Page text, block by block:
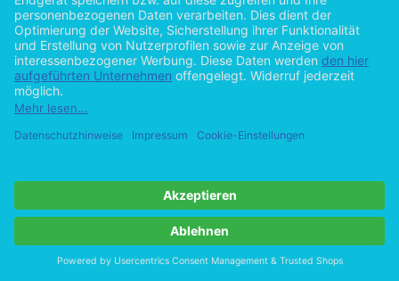
Hilfe/FAQ
Impressum
Datenschutz
AGB
Vertrag widerrufen
Zur Desktop-Version
Copyright ©Imprint in der Bedey & Thoms Media GmbH